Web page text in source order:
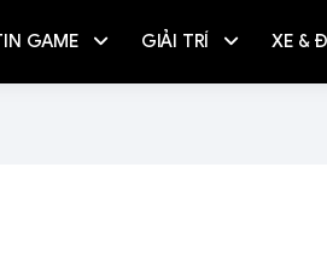
GAME GIẢI TRÍ XE &